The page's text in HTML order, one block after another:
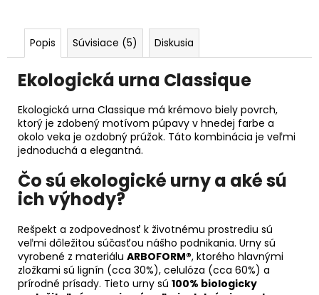
Popis Súvisiace (5) Diskusia
Ekologická urna Classique
Ekologická urna Classique má krémovo biely povrch,
ktorý je zdobený motívom púpavy v hnedej farbe a
okolo veka je ozdobný prúžok. Táto kombinácia je veľmi
jednoduchá a elegantná.
Čo sú ekologické urny a aké sú
ich výhody?
Rešpekt a zodpovednosť k životnému prostrediu sú
veľmi dôležitou súčasťou nášho podnikania. Urny sú
vyrobené z materiálu ARBOFORM®, ktorého hlavnými
zložkami sú lignín (cca 30%), celulóza (cca 60%) a
prírodné prísady. Tieto urny sú 100% biologicky